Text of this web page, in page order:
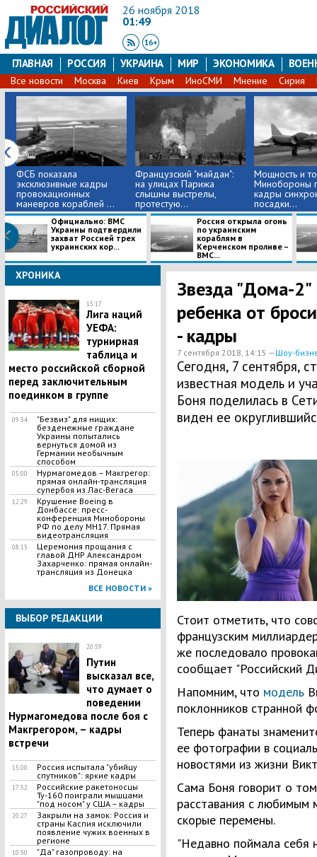
26 ноября 2018
01:49
ГЛАВНАЯ РОССИЯ УКРАИНА МИР ЭКОНОМИКА
Все новости Москва Киев Крым ИноСМИ Мнение Сирия
ФСБ показала
эксклюзивные кадры
провокационных
маневров кораблей ...
Французский "майдан":
на улицах Парижа
слышны выстрелы,
протестую...
Мощность и
Минобороны
кадры
посадки...
Официально: ВМС
Украины подтвердили
захват Россией трех
украинских кор...
Россия открыла огонь
по украинским
кораблям в
Керченском проливе –
ВМС...
ХРОНИКА
15:17
Лига наций
УЕФА:
турнирная
таблица и
место российской сборной
перед заключительным
поединком в группе
09:34
"Безвиз" для нищих:
безденежные граждане
Украины попытались
вернуться домой из
Германии необычным
способом
05:00
Нурмагомедов – Макгрегор:
прямая онлайн-трансляция
супербоя из Лас-Вегаса
12:29
Крушение Boeing в
Донбассе: пресс-
конференция Минобороны
РФ по делу МН17. Прямая
видеотрансляция
08:15
Церемония прощания с
главой ДНР Александром
Захарченко: прямая онлайн-
трансляция из Донецка
ВСЕ НОВОСТИ »
ВЫБОР РЕДАКЦИИ
20:59
Путин
высказал все,
что думает о
поведении
Нурмагомедова после боя с
Макгрегором, – кадры
встречи
15:00
Россия испытала "убийцу
спутников": яркие кадры
17:52
Российские ракетоносцы
Ту-160 поиграли мышцами
"под носом" у США – кадры
20:27
Закрыли на замок: Россия и
страны Каспия исключили
появление чужих военных в
регионе
10:50
"Да" газопроводу: на
​Звезда "Дома-
ребенка от
- кадры
7 сентября 2018, 14:15 —Шоу-
Сегодня, 7 сентября,
известная модель и
Боня поделилась в
виден ее
Стоит отметить, что
французским
же последовало
сообщает "Российский
Напомним, что модель
поклонников странной
Теперь фанаты
ее фотографии в
новостями из жизни
Сама Боня говорит о
расставания с любимым
скорые перемены.
"Недавно поймала себя